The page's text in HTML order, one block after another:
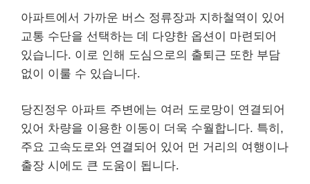
아파트에서 가까운 버스 정류장과 지하철역이 있어
교통 수단을 선택하는 데 다양한 옵션이 마련되어
있습니다. 이로 인해 도심으로의 출퇴근 또한 부담
없이 이룰 수 있습니다.
당진정우 아파트 주변에는 여러 도로망이 연결되어
있어 차량을 이용한 이동이 더욱 수월합니다. 특히,
주요 고속도로와 연결되어 있어 먼 거리의 여행이나
출장 시에도 큰 도움이 됩니다.